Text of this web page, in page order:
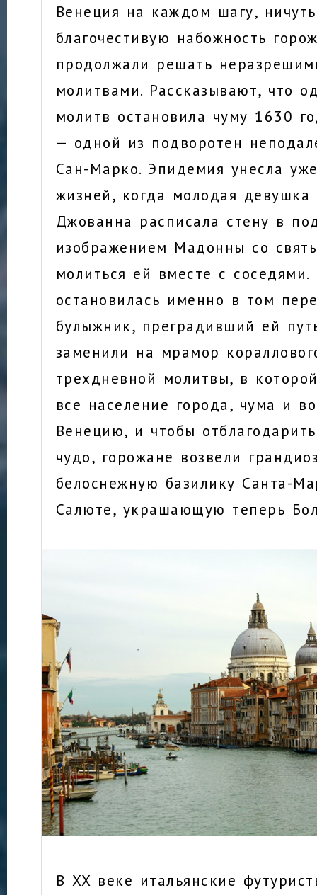
Венеция на каждом шагу,
благочестивую набожность
продолжали решать
молитвами. Рассказывают, что
молитв остановила чуму 1630
— одной из подворотен
Сан-Марко. Эпидемия унесла
жизней, когда молодая
Джованна расписала стену в
изображением Мадонны со
молиться ей вместе с соседями.
остановилась именно в том
булыжник, преградивший ей
заменили на мрамор
трехдневной молитвы, в
все население города, чума и
Венецию, и чтобы
чудо, горожане возвели
белоснежную базилику Санта-
Салюте, украшающую теперь
В XX веке итальянские